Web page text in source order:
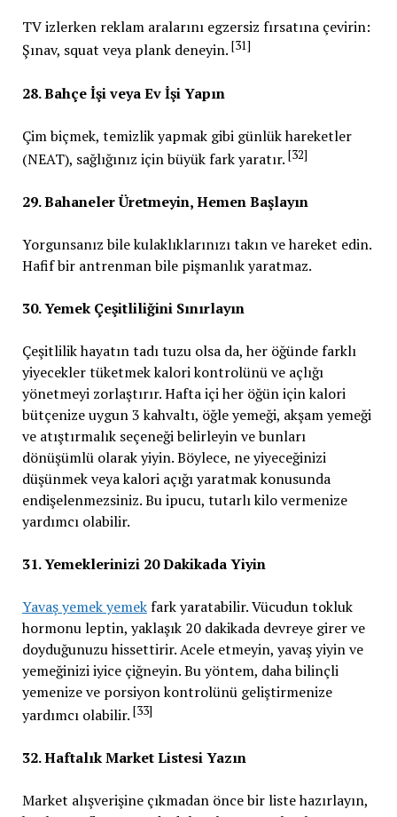
TV izlerken reklam aralarını egzersiz fırsatına çevirin:
Şınav, squat veya plank deneyin. [31]
28. Bahçe İşi veya Ev İşi Yapın
Çim biçmek, temizlik yapmak gibi günlük hareketler
(NEAT), sağlığınız için büyük fark yaratır. [32]
29. Bahaneler Üretmeyin, Hemen Başlayın
Yorgunsanız bile kulaklıklarınızı takın ve hareket edin.
Hafif bir antrenman bile pişmanlık yaratmaz.
30. Yemek Çeşitliliğini Sınırlayın
Çeşitlilik hayatın tadı tuzu olsa da, her öğünde farklı
yiyecekler tüketmek kalori kontrolünü ve açlığı
yönetmeyi zorlaştırır. Hafta içi her öğün için kalori
bütçenize uygun 3 kahvaltı, öğle yemeği, akşam yemeği
ve atıştırmalık seçeneği belirleyin ve bunları
dönüşümlü olarak yiyin. Böylece, ne yiyeceğinizi
düşünmek veya kalori açığı yaratmak konusunda
endişelenmezsiniz. Bu ipucu, tutarlı kilo vermenize
yardımcı olabilir.
31. Yemeklerinizi 20 Dakikada Yiyin
Yavaş yemek yemekfark yaratabilir. Vücudun tokluk
hormonu leptin, yaklaşık 20 dakikada devreye girer ve
doyduğunuzu hissettirir. Acele etmeyin, yavaş yiyin ve
yemeğinizi iyice çiğneyin. Bu yöntem, daha bilinçli
yemenize ve porsiyon kontrolünü geliştirmenize
yardımcı olabilir. [33]
32. Haftalık Market Listesi Yazın
Market alışverişine çıkmadan önce bir liste hazırlayın,